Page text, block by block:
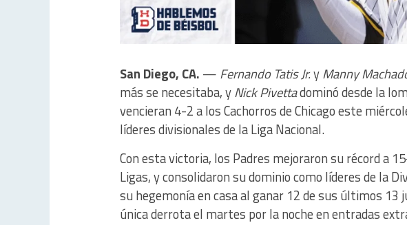
San Diego, CA. — Fernando Tatis Jr.yManny
más se necesitaba, yNick Pivettadominó desde la
vencieran 4-2 a los Cachorros de Chicago este
líderes divisionales de la Liga Nacional.
Con esta victoria, los Padres mejoraron su récord a
Ligas, y consolidaron su dominio como líderes de la
su hegemonía en casa al ganar 12 de sus últimos 13
única derrota el martes por la noche en entradas